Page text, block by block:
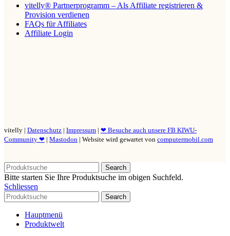
vitelly® Partnerprogramm – Als Affiliate registrieren &
Provision verdienen
FAQs für Affiliates
Affiliate Login
vitelly | Datenschutz | Impressum | ❤ Besuche auch unsere FB KIWU-
Community ❤ | Mastodon | Website wird gewartet von computermobil.com
Search
Bitte starten Sie Ihre Produktsuche im obigen Suchfeld.
Schliessen
Search
Hauptmenü
Produktwelt